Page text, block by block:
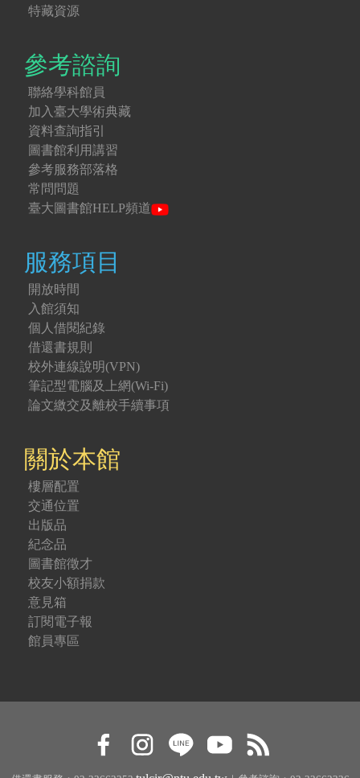
特藏資源
參考諮詢
聯絡學科館員
加入臺大學術典藏
資料查詢指引
圖書館利用講習
參考服務部落格
常問問題
臺大圖書館HELP頻道
服務項目
開放時間
入館須知
個人借閱紀錄
借還書規則
校外連線說明(VPN)
筆記型電腦及上網(Wi-Fi)
論文繳交及離校手續事項
關於本館
樓層配置
交通位置
出版品
紀念品
圖書館徵才
校友小額捐款
意見箱
訂閱電子報
館員專區